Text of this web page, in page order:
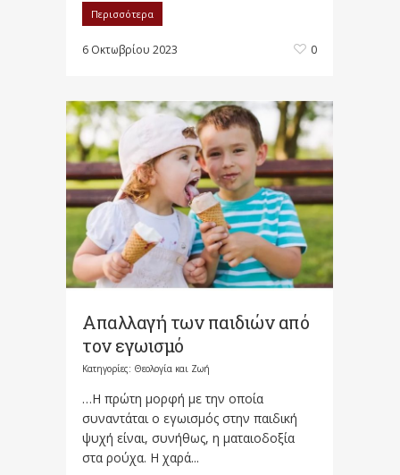
Περισσότερα
6 Οκτωβρίου 2023 0
Απαλλαγή των παιδιών από
τον εγωισμό
Κατηγορίες: Θεολογία και Ζωή
…Η πρώτη μορφή με την οποία
συναντάται ο εγωισμός στην παιδική
ψυχή είναι, συνήθως, η ματαιοδοξία
στα ρούχα. Η χαρά...